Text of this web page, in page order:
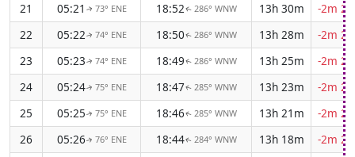
21
05:21 ↑ 73° ENE 18:52↑ 286° WNW 13h 30m
-2m
22
05:22↑ 74° ENE 18:50↑ 286° WNW 13h 28m
-2m
23
05:23↑ 74° ENE 18:49↑ 286° WNW 13h 25m
-2m
24
05:24↑ 75° ENE 18:47↑ 285° WNW 13h 23m
-2m
25
05:25↑ 75° ENE 18:46↑ 285° WNW 13h 21m
-2m
26
05:26↑ 76° ENE 18:44↑ 284° WNW 13h 18m
-2m